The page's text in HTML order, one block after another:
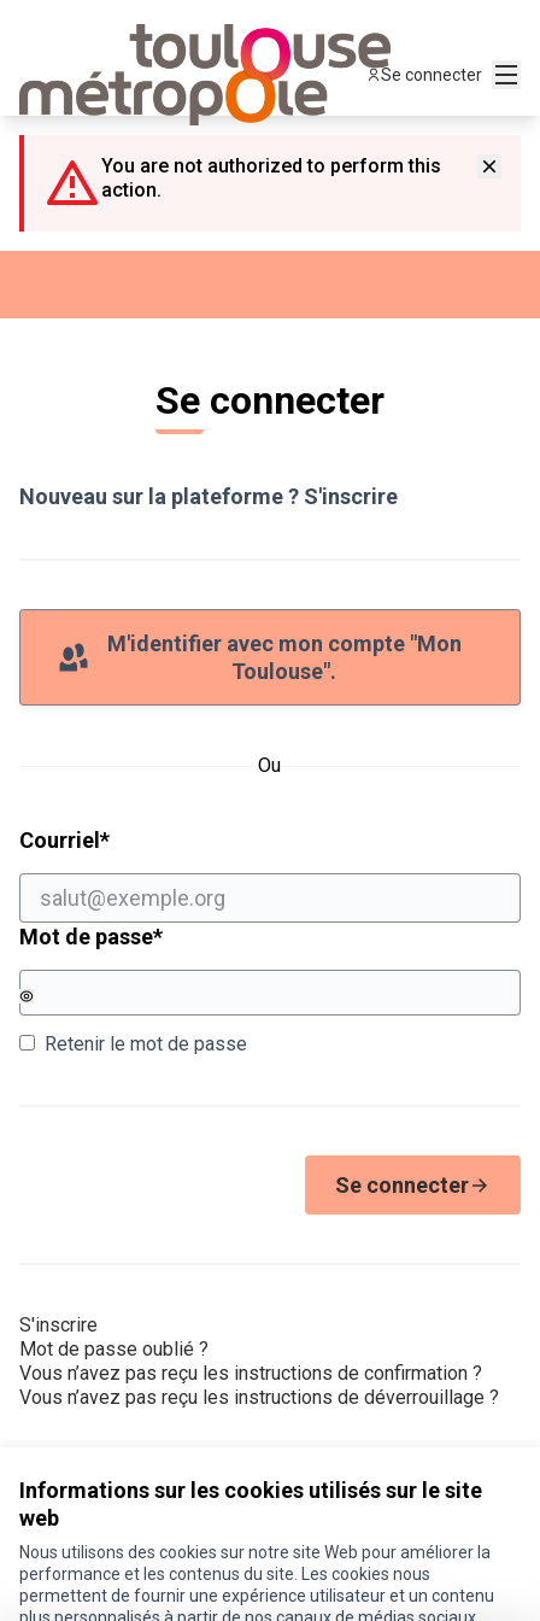
Informations sur les cookies utilisés sur le site
web
Nous utilisons des cookies sur notre site Web pour améliorer la
performance et les contenus du site. Les cookies nous
permettent de fournir une expérience utilisateur et un contenu
Se connecter
You are not authorized to perform this
action.
Se connecter
Nouveau sur la plateforme ? S'inscrire
M'identifier avec mon compte "Mon
Toulouse".
Ou
Courriel *Champ obligatoire
Mot de passe*Champ obligatoire
Retenir le mot de passe
Se connecter
S'inscrire
Mot de passe oublié ?
Vous n’avez pas reçu les instructions de confirmation ?
Vous n’avez pas reçu les instructions de déverrouillage ?
Conditions d'utilisation
Paramètres des cookies
Je participe ! sur X
Je participe ! sur Facebook
Je participe ! sur Instagram